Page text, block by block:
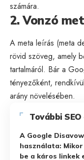
számára.
2. Vonzó
A meta leírás (meta
rövid szöveg, amely
tartalmáról. Bár a
tényezőként,
arány növelésében.
További
A Google
használata:
be a káros linkek